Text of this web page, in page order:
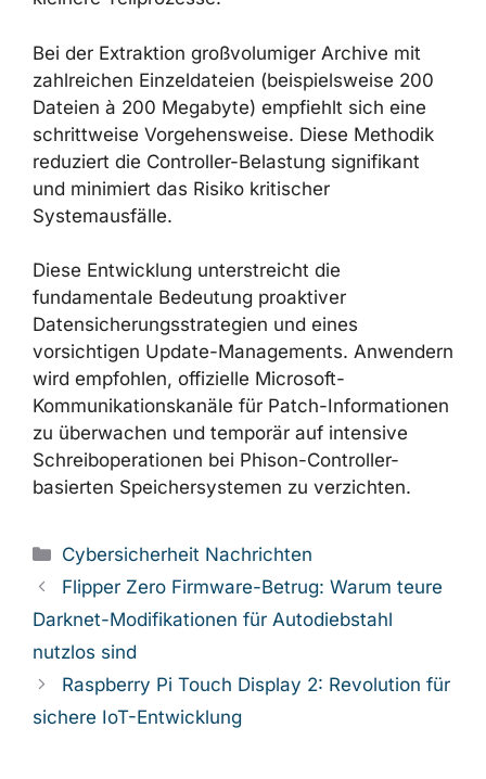
Bei der Extraktion großvolumiger Archive mit
zahlreichen Einzeldateien (beispielsweise 200
Dateien à 200 Megabyte) empfiehlt sich eine
schrittweise Vorgehensweise. Diese Methodik
reduziert die Controller-Belastung signifikant
und minimiert das Risiko kritischer
Systemausfälle.
Diese Entwicklung unterstreicht die
fundamentale Bedeutung proaktiver
Datensicherungsstrategien und eines
vorsichtigen Update-Managements. Anwendern
wird empfohlen, offizielle Microsoft-
Kommunikationskanäle für Patch-Informationen
zu überwachen und temporär auf intensive
Schreiboperationen bei Phison-Controller-
basierten Speichersystemen zu verzichten.
Kategorien
Cybersicherheit Nachrichten
Flipper Zero Firmware-Betrug: Warum teure
Darknet-Modifikationen für Autodiebstahl
nutzlos sind
Raspberry Pi Touch Display 2: Revolution für
sichere IoT-Entwicklung